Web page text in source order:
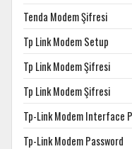
Tenda Modem Şifresi
Tp Link Modem Setup
Tp Link Modem Şifresi
Tp Link Modem Şifresi
Tp-Link Modem Interface
Tp-Link Modem Password